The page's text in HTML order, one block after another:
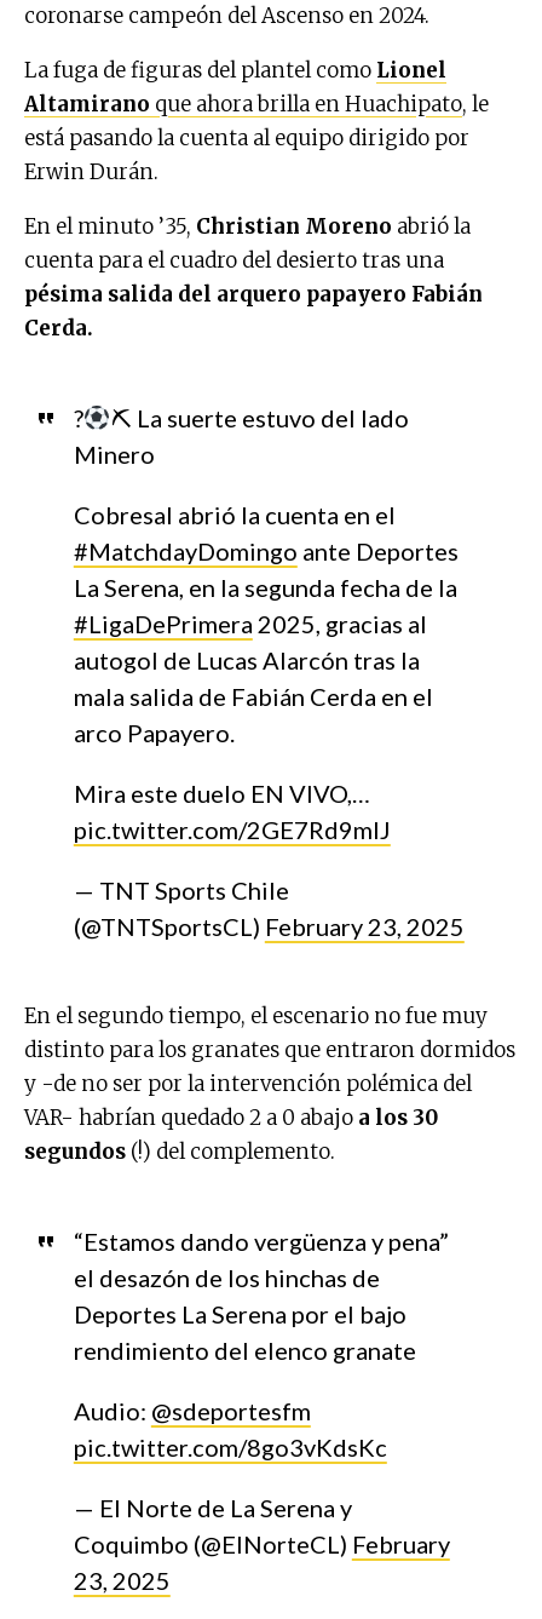
coronarse campeón del Ascenso en 2024.
La fuga de figuras del plantel como Lionel
Altamirano que ahora brilla en Huachipato, le
está pasando la cuenta al equipo dirigido por
Erwin Durán.
En el minuto ’35, Christian Moreno abrió la
cuenta para el cuadro del desierto tras una
pésima salida del arquero papayero Fabián
Cerda.
?
⛏ La suerte estuvo del lado
Minero
Cobresal abrió la cuenta en el
#MatchdayDomingo ante Deportes
La Serena, en la segunda fecha de la
#LigaDePrimera 2025, gracias al
autogol de Lucas Alarcón tras la
mala salida de Fabián Cerda en el
arco Papayero.
Mira este duelo EN VIVO,…
pic.twitter.com/2GE7Rd9mlJ
— TNT Sports Chile
(@TNTSportsCL) February 23, 2025
En el segundo tiempo, el escenario no fue muy
distinto para los granates que entraron dormidos
y -de no ser por la intervención polémica del
VAR- habrían quedado 2 a 0 abajo a los 30
segundos (!) del complemento.
“Estamos dando vergüenza y pena”
el desazón de los hinchas de
Deportes La Serena por el bajo
rendimiento del elenco granate
Audio: ⁦ @sdeportesfm
pic.twitter.com/8go3vKdsKc
— El Norte de La Serena y
Coquimbo (@ElNorteCL) February
23, 2025